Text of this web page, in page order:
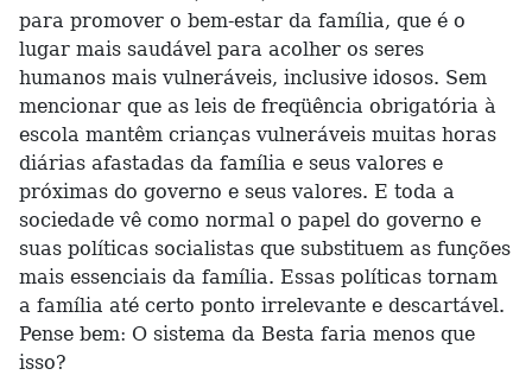
para promover o bem-estar da família, que é o
lugar mais saudável para acolher os seres
humanos mais vulneráveis, inclusive idosos. Sem
mencionar que as leis de freqüência obrigatória à
escola mantêm crianças vulneráveis muitas horas
diárias afastadas da família e seus valores e
próximas do governo e seus valores. E toda a
sociedade vê como normal o papel do governo e
suas políticas socialistas que substituem as funções
mais essenciais da família. Essas políticas tornam
a família até certo ponto irrelevante e descartável.
Pense bem: O sistema da Besta faria menos que
isso?